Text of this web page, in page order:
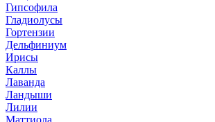
Гипсофила
Гладиолусы
Гортензии
Дельфиниум
Ирисы
Каллы
Лаванда
Ландыши
Лилии
Маттиола